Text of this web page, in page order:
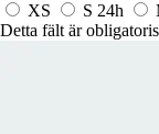
XS
S 24h
Detta fält är